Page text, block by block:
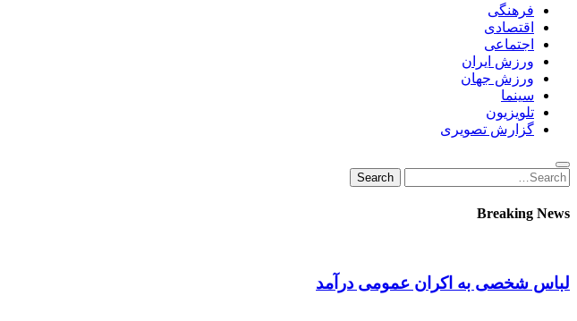
فرهنگی
اقتصادی
اجتماعی
ورزش ایران
ورزش جهان
سینما
تلویزیون
گزارش تصویری
Search
for:
Search
Breaking News
لباس شخصی به اکران عمومی درآمد